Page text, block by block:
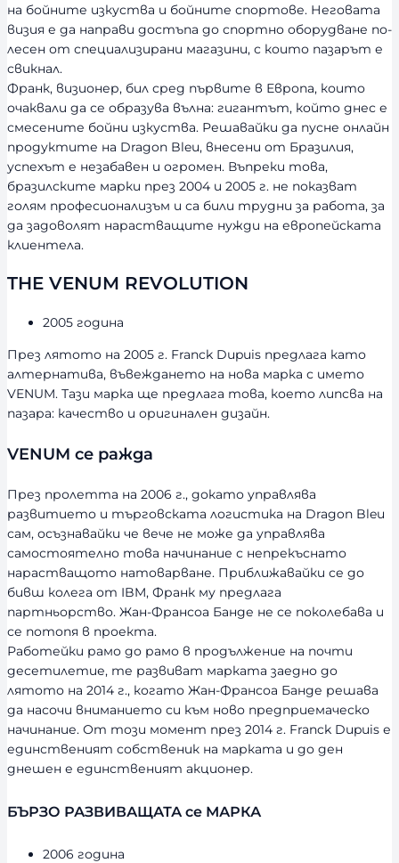
на бойните изкуства и бойните спортове. Неговата
визия е да направи достъпа до спортно оборудване по-
лесен от специализирани магазини, с които пазарът е
свикнал.
Франк, визионер, бил сред първите в Европа, които
очаквали да се образува вълна: гигантът, който днес е
смесените бойни изкуства. Решавайки да пусне онлайн
продуктите на Dragon Bleu, внесени от Бразилия,
успехът е незабавен и огромен. Въпреки това,
бразилските марки през 2004 и 2005 г. не показват
голям професионализъм и са били трудни за работа, за
да задоволят нарастващите нужди на европейската
клиентела.
THE VENUM REVOLUTION
2005 година
През лятото на 2005 г. Franck Dupuis предлага като
алтернатива, въвеждането на нова марка с името
VENUM. Тази марка ще предлага това, което липсва на
пазара: качество и оригинален дизайн.
VENUM се ражда
През пролетта на 2006 г., докато управлява
развитието и търговската логистика на Dragon Bleu
сам, осъзнавайки че вече не може да управлява
самостоятелно това начинание с непрекъснато
нарастващото натоварване. Приближавайки се до
бивш колега от IBM, Франк му предлага
партньорство. Жан-Франсоа Банде не се поколебава и
се потопя в проекта.
Работейки рамо до рамо в продължение на почти
десетилетие, те развиват марката заедно до
лятото на 2014 г., когато Жан-Франсоа Банде решава
да насочи вниманието си към ново предприемаческо
начинание. От този момент през 2014 г. Franck Dupuis е
единственият собственик на марката и до ден
днешен е единственият акционер.
БЪРЗО РАЗВИВАЩАТА се МАРКА
2006 година